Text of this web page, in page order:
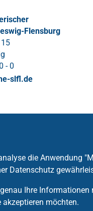
Flensburg
- 0
slfl.de
die Anwendung
Datenschutz
Ihre
möchten.